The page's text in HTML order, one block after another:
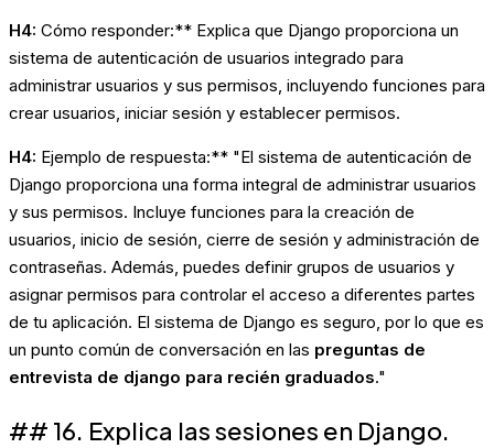
H4: Cómo responder:** Explica que Django proporciona un
sistema de autenticación de usuarios integrado para
administrar usuarios y sus permisos, incluyendo funciones para
crear usuarios, iniciar sesión y establecer permisos.
H4: Ejemplo de respuesta:** "El sistema de autenticación de
Django proporciona una forma integral de administrar usuarios
y sus permisos. Incluye funciones para la creación de
usuarios, inicio de sesión, cierre de sesión y administración de
contraseñas. Además, puedes definir grupos de usuarios y
asignar permisos para controlar el acceso a diferentes partes
de tu aplicación. El sistema de Django es seguro, por lo que es
un punto común de conversación en las preguntas de
entrevista de django para recién graduados."
## 16. Explica las sesiones en Django.